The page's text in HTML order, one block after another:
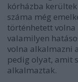
kórházba
száma még
történhetett
valamilyen
volna alkalmazni
pedig olyat, amit
alkalmaztak.